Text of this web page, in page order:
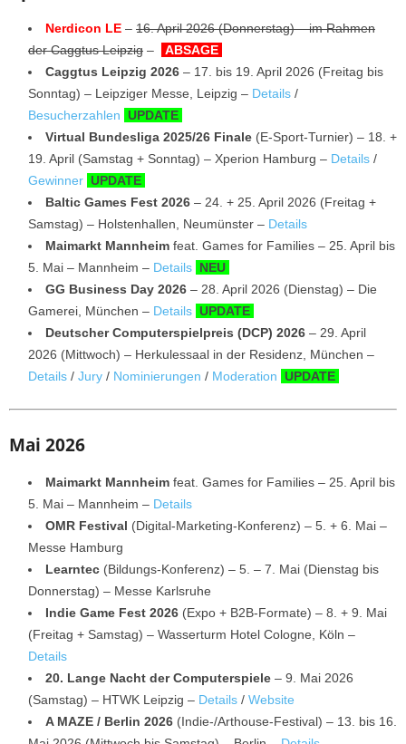
Nerdicon LE – 16. April 2026 (Donnerstag) – im Rahmen
der Caggtus Leipzig –
ABSAGE
Caggtus Leipzig 2026 – 17. bis 19. April 2026 (Freitag bis
Sonntag) – Leipziger Messe, Leipzig – Details /
Besucherzahlen UPDATE
Virtual Bundesliga 2025/26 Finale (E-Sport-Turnier) – 18. +
19. April (Samstag + Sonntag) – Xperion Hamburg – Details /
Gewinner UPDATE
Baltic Games Fest 2026 – 24. + 25. April 2026 (Freitag +
Samstag) – Holstenhallen, Neumünster – Details
Maimarkt Mannheim feat. Games for Families – 25. April bis
5. Mai – Mannheim – Details NEU
GG Business Day 2026 – 28. April 2026 (Dienstag) – Die
Gamerei, München – Details UPDATE
Deutscher Computerspielpreis (DCP) 2026 – 29. April
2026 (Mittwoch) – Herkulessaal in der Residenz, München –
Details / Jury / Nominierungen / Moderation UPDATE
Mai 2026
Maimarkt Mannheim feat. Games for Families – 25. April bis
5. Mai – Mannheim – Details
OMR Festival (Digital-Marketing-Konferenz) – 5. + 6. Mai –
Messe Hamburg
Learntec (Bildungs-Konferenz) – 5. – 7. Mai (Dienstag bis
Donnerstag) – Messe Karlsruhe
Indie Game Fest 2026 (Expo + B2B-Formate) – 8. + 9. Mai
(Freitag + Samstag) – Wasserturm Hotel Cologne, Köln –
Details
20. Lange Nacht der Computerspiele – 9. Mai 2026
(Samstag) – HTWK Leipzig – Details / Website
A MAZE / Berlin 2026 (Indie-/Arthouse-Festival) – 13. bis 16.